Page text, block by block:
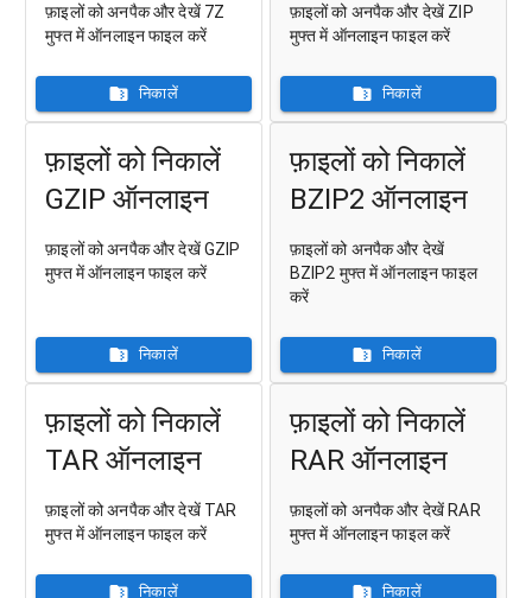
फ़ाइलों को अनपैक और देखें 7Z
मुफ्त में ऑनलाइन फाइल करें
निकालें
फ़ाइलों को अनपैक और देखें ZIP
मुफ्त में ऑनलाइन फाइल करें
निकालें
फ़ाइलों को निकालें
GZIP ऑनलाइन
फ़ाइलों को अनपैक और देखें GZIP
मुफ्त में ऑनलाइन फाइल करें
निकालें
फ़ाइलों को निकालें
BZIP2 ऑनलाइन
फ़ाइलों को अनपैक और देखें
BZIP2 मुफ्त में ऑनलाइन फाइल
करें
निकालें
फ़ाइलों को निकालें
TAR ऑनलाइन
फ़ाइलों को अनपैक और देखें TAR
मुफ्त में ऑनलाइन फाइल करें
निकालें
फ़ाइलों को निकालें
RAR ऑनलाइन
फ़ाइलों को अनपैक और देखें RAR
मुफ्त में ऑनलाइन फाइल करें
निकालें